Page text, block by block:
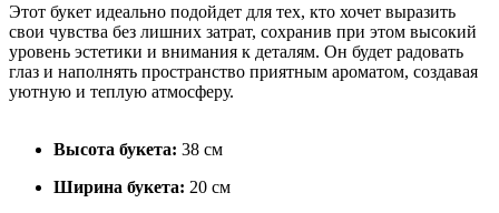
Этот букет идеально подойдет для тех, кто хочет выразить
свои чувства без лишних затрат, сохранив при этом высокий
уровень эстетики и внимания к деталям. Он будет радовать
глаз и наполнять пространство приятным ароматом, создавая
уютную и теплую атмосферу.
Высота букета: 38 см
Ширина букета: 20 см